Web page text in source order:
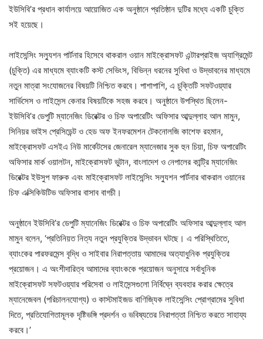
ইউসিবি’র প্রধান কার্যালয়ে আয়োজিত এক অনুষ্ঠানে প্রতিষ্ঠান দুটির মধ্যে একটি চুক্তি
সই হয়েছে।
লাইসেন্সিং সল্যুশন পার্টনার হিসেবে থাকরাল ওয়ান মাইক্রোসফট এন্টারপ্রাইজ অ্যাগ্রিমেন্ট
(চুক্তি) এর মাধ্যমে ব্যাংকটি কস্ট সেভিংস, বিভিন্ন ধরনের সুবিধা ও উদ্ভাবনের মাধ্যমে
নতুন মাত্রা সংযোজনের বিষয়টি নিশ্চিত করবে। পাশাপাশি, এ চুক্তিটি সফটওয়্যার
সার্ভিসেস ও লাইসেন্স কেনার বিষয়টিকে সহজ করবে। অনুষ্ঠানে উপস্থিত ছিলেন-
ইউসিবি’র ডেপুটি ম্যানেজিং ডিরেক্টর ও চিফ অপারেটিং অফিসার আব্দুল্লাহ আল মামুন,
সিনিয়র ভাইস প্রেসিডেন্ট ও হেড অফ ইনফরমেশন টেকনোলজি কাশেফ রহমান,
মাইক্রোসফট এসইএ নিউ মার্কেটসের জেনারেল ম্যানেজার সুক হুন চিয়া, চিফ অপারেটিং
অফিসার মার্ক ওয়ালটন, মাইক্রোসফট ভুটান, বাংলাদেশ ও নেপালের কান্ট্রি ম্যানেজিং
ডিরেক্টর ইউসুপ ফারুক এবং মাইক্রোসফট লাইসেন্সিং সল্যুশন পার্টনার থাকরাল ওয়ানের
চিফ এক্সিকিউটিভ অফিসার বাসাব বাগচী।
অনুষ্ঠানে ইউসিবি’র ডেপুটি ম্যানেজিং ডিরেক্টর ও চিফ অপারেটিং অফিসার আব্দুল্লাহ আল
মামুন বলেন, ‘প্রতিনিয়ত নিত্য নতুন প্রযুক্তির উদ্ভাবন ঘটছে। এ পরিস্থিতিতে,
ব্যাংকের পারফরমেন্স বৃদ্ধি ও সাইবার নিরাপত্তায় আমাদের অত্যাধুনিক প্রযুক্তির
প্রয়োজন। এ অংশীদারিত্ব আমাদের ব্যাংককে প্রয়োজন অনুসারে সর্বাধুনিক
মাইক্রোসফট সফটওয়্যার পরিসেবা ও লাইসেন্সগুলো নির্বিঘ্নে ব্যবহার করার ক্ষেত্রে
ম্যানেজেবল (পরিচালনযোগ্য) ও কাস্টমাইজড বাণিজ্যিক লাইসেন্সিং প্রোগ্রামের সুবিধা
দিতে, প্রতিযোগিতামূলক দৃষ্টিভঙ্গি প্রদর্শন ও ভবিষ্যতের নিরাপত্তা নিশ্চিত করতে সাহায্য
করবে।’